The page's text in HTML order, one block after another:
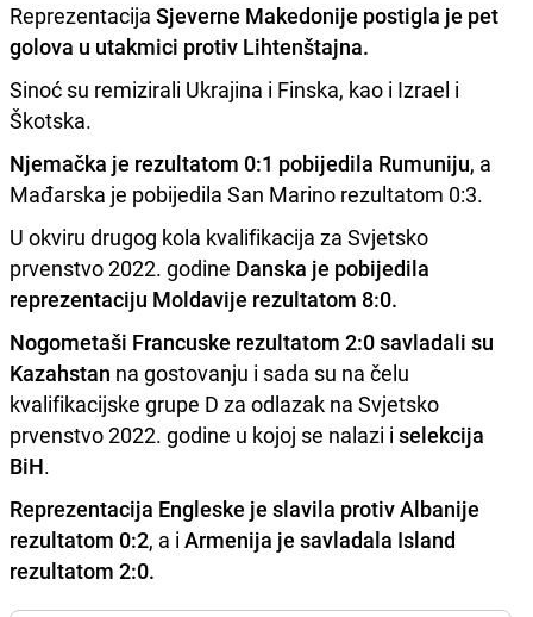
Reprezentacija Sjeverne Makedonije postigla je pet
golova u utakmici protiv Lihtenštajna.
Sinoć su remizirali Ukrajina i Finska, kao i Izrael i
Škotska.
Njemačka je rezultatom 0:1 pobijedila Rumuniju, a
Mađarska je pobijedila San Marino rezultatom 0:3.
U okviru drugog kola kvalifikacija za Svjetsko
prvenstvo 2022. godine Danska je pobijedila
reprezentaciju Moldavije rezultatom 8:0.
Nogometaši Francuske rezultatom 2:0 savladali su
Kazahstan na gostovanju i sada su na čelu
kvalifikacijske grupe D za odlazak na Svjetsko
prvenstvo 2022. godine u kojoj se nalazi i selekcija
BiH.
Reprezentacija Engleske je slavila protiv Albanije
rezultatom 0:2, a i Armenija je savladala Island
rezultatom 2:0.